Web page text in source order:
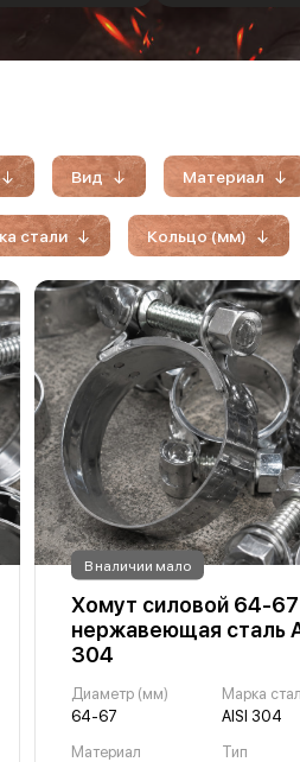
Вид Материал
стали Кольцо (мм)
В наличии мало
Хомут силовой 64-67
нержавеющая сталь
304
Диаметр (мм)
64-67
Марка
AISI 304
Материал
Тип